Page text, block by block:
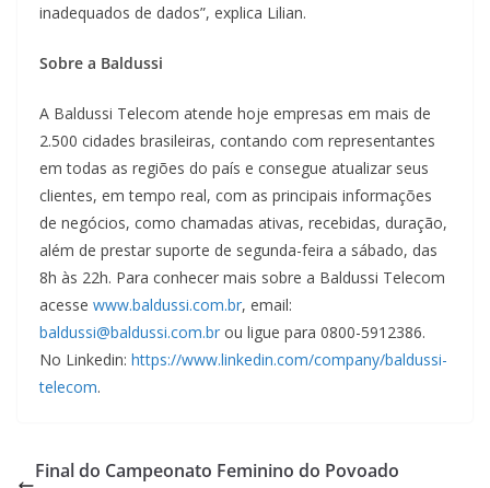
inadequados de dados”, explica Lilian.
Sobre a Baldussi
A Baldussi Telecom atende hoje empresas em mais de
2.500 cidades brasileiras, contando com representantes
em todas as regiões do país e consegue atualizar seus
clientes, em tempo real, com as principais informações
de negócios, como chamadas ativas, recebidas, duração,
além de prestar suporte de segunda-feira a sábado, das
8h às 22h. Para conhecer mais sobre a Baldussi Telecom
acesse www.baldussi.com.br, email:
baldussi@baldussi.com.br ou ligue para 0800-5912386.
No Linkedin: https://www.linkedin.com/company/baldussi-
telecom.
Final do Campeonato Feminino do Povoado